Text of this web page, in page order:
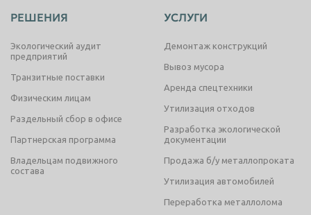
РЕШЕНИЯ
Экологический аудит
предприятий
Транзитные поставки
Физическим лицам
Раздельный сбор в офисе
Партнерская программа
Владельцам подвижного
состава
УСЛУГИ
Демонтаж конструкций
Вывоз мусора
Аренда спецтехники
Утилизация отходов
Разработка экологической
документации
Продажа б/у металлопроката
Утилизация автомобилей
Переработка металлолома